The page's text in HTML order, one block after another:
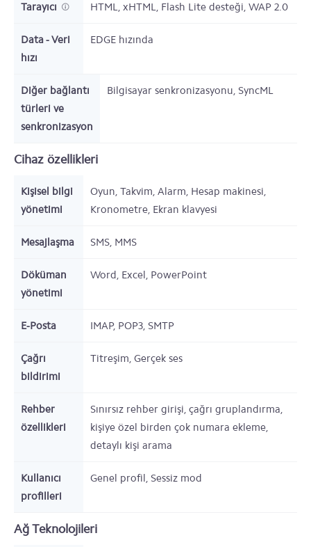
Tarayıcı HTML, xHTML, Flash Lite desteği, WAP 2.0
Data - Veri
hızı
EDGE hızında
Diğer bağlantı
türleri ve
senkronizasyon
Bilgisayar senkronizasyonu, SyncML
Cihaz özellikleri
Kişisel bilgi
yönetimi
Oyun, Takvim, Alarm, Hesap makinesi,
Kronometre, Ekran klavyesi
Mesajlaşma SMS, MMS
Döküman
yönetimi
Word, Excel, PowerPoint
E-Posta IMAP, POP3, SMTP
Çağrı
bildirimi
Titreşim, Gerçek ses
Rehber
özellikleri
Sınırsız rehber girişi, çağrı gruplandırma,
kişiye özel birden çok numara ekleme,
detaylı kişi arama
Kullanıcı
profilleri
Genel profil, Sessiz mod
Ağ Teknolojileri